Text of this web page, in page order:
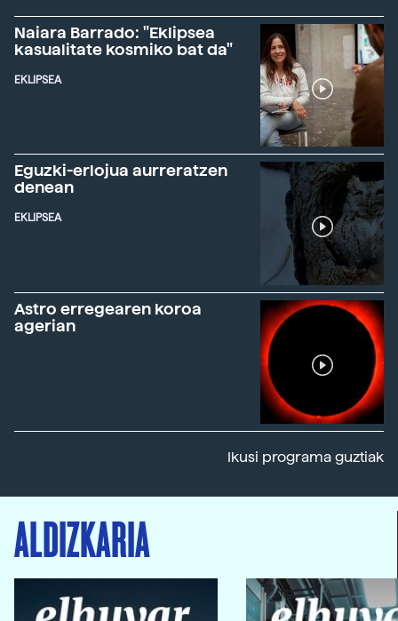
Naiara Barrado: "Eklipsea
kasualitate kosmiko bat da"
EKLIPSEA
Eguzki-erlojua aurreratzen
denean
EKLIPSEA
Astro erregearen koroa
agerian
Ikusi programa guztiak
ALDIZKARIA